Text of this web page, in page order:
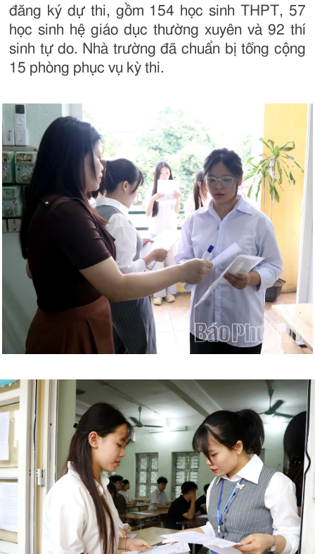
đăng ký dự thi, gồm 154 học sinh THPT, 57
học sinh hệ giáo dục thường xuyên và 92 thí
sinh tự do. Nhà trường đã chuẩn bị tổng cộng
15 phòng phục vụ kỳ thi.